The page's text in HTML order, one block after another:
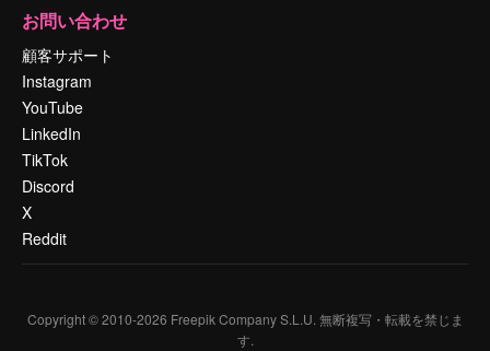
お問い合わせ
顧客サポート
Instagram
YouTube
LinkedIn
TikTok
Discord
X
Reddit
Copyright © 2010-2026 Freepik Company S.L.U. 無断複写・転載を禁じま
す.